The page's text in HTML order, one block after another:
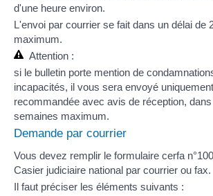
d'une heure environ.
L'envoi par courrier se fait dans un délai de
maximum.
Attention :
si le bulletin porte mention de
incapacités, il vous sera envoyé
recommandée avec avis de réception,
semaines maximum.
Demande par courrier
Vous devez remplir le formulaire cerfa
Casier judiciaire national par courrier ou fax.
Il faut préciser les éléments suivants :